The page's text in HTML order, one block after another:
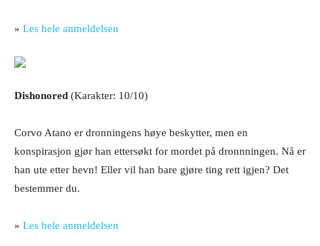
» Les hele anmeldelsen
Dishonored (Karakter: 10/10)
Corvo Atano er dronningens høye beskytter, men en
konspirasjon gjør han ettersøkt for mordet på dronnningen. Nå er
han ute etter hevn! Eller vil han bare gjøre ting rett igjen? Det
bestemmer du.
» Les hele anmeldelsen